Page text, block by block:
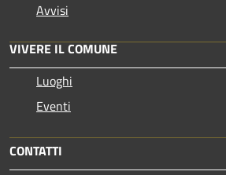
Avvisi
VIVERE IL COMUNE
Luoghi
Eventi
CONTATTI